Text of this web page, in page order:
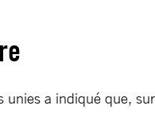
a indiqué que,